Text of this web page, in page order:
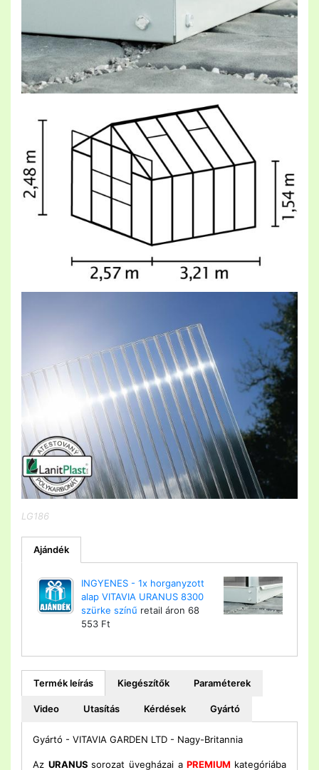
LG186
Ajándék
INGYENES - 1x horganyzott
alap VITAVIA URANUS 8300
szürke színű retail áron 68
553 Ft
Termék leírás Kiegészítők Paraméterek
Video Utasítás Kérdések Gyártó
Gyártó - VITAVIA GARDEN LTD - Nagy-Britannia
Az URANUSsorozat üvegházai aPREMIUM kategóriába